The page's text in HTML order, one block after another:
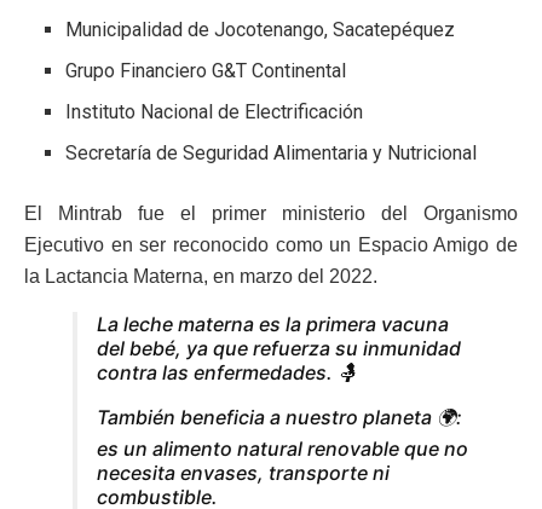
Municipalidad de Jocotenango, Sacatepéquez
Grupo Financiero G&T Continental
Instituto Nacional de Electrificación
Secretaría de Seguridad Alimentaria y Nutricional
El Mintrab fue el primer ministerio del Organismo
Ejecutivo en ser reconocido como un Espacio Amigo de
la Lactancia Materna, en marzo del 2022.
La leche materna es la primera vacuna
del bebé, ya que refuerza su inmunidad
contra las enfermedades. 🤱
También beneficia a nuestro planeta 🌍:
es un alimento natural renovable que no
necesita envases, transporte ni
combustible.